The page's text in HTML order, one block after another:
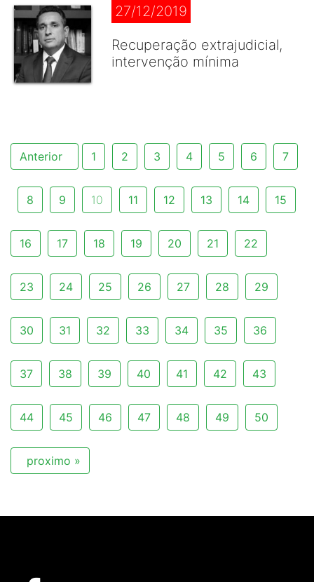
27/12/2019
Recuperação extrajudicial,
intervenção mínima
Anterior 1 2 3 4 5 6 7
8 9 10 11 12 13 14 15
16 17 18 19 20 21 22
23 24 25 26 27 28 29
30 31 32 33 34 35 36
37 38 39 40 41 42 43
44 45 46 47 48 49 50
proximo »